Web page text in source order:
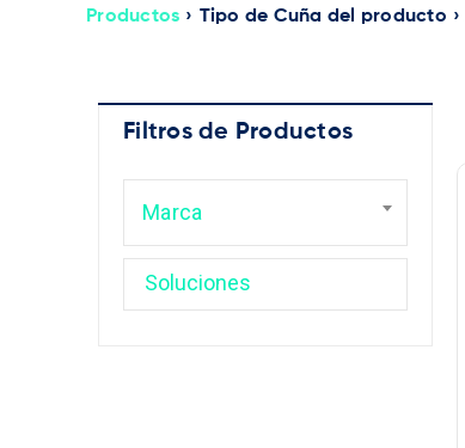
Productos › Tipo de Cuña del producto ›
Filtros de Productos
Marca